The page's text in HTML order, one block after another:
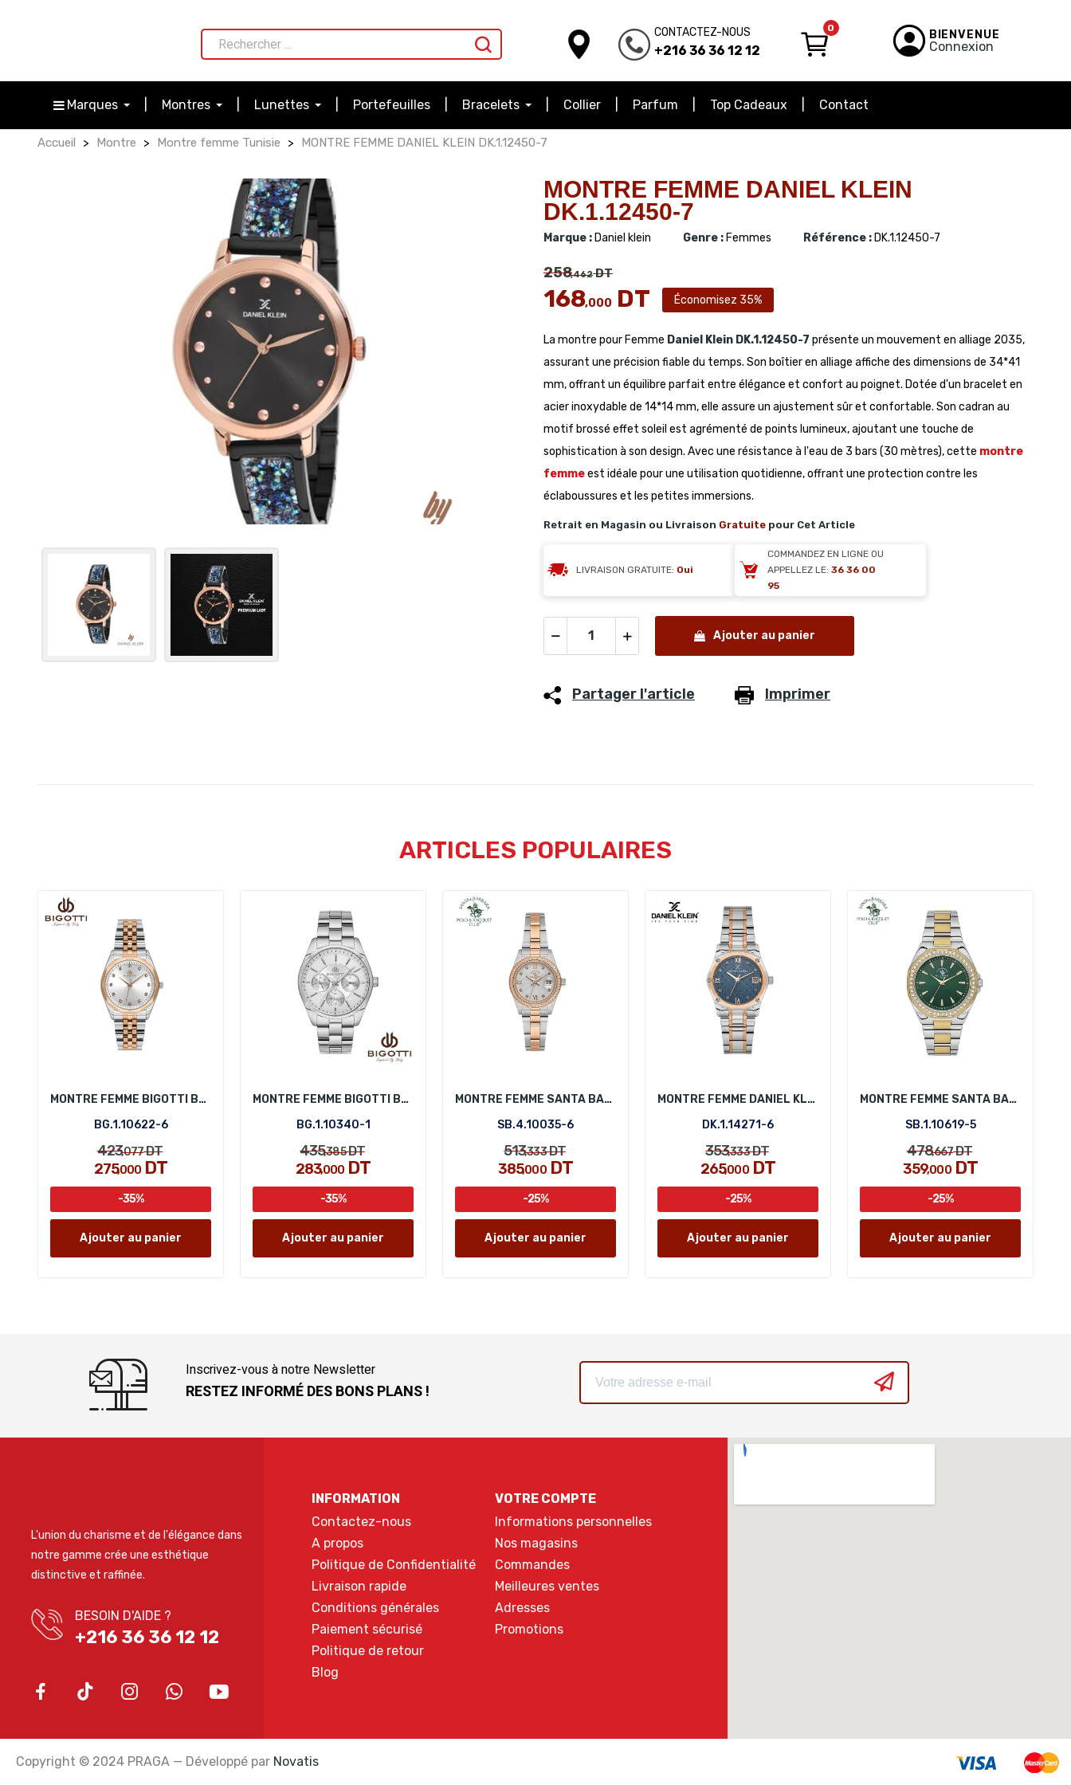
CONTACTEZ-NOUS
+216 36 36 12 12
0 BIENVENUE
Connexion
Marques Montres Lunettes Portefeuilles Bracelets Collier Parfum Top Cadeaux Contact
Accueil Montre Montre femme Tunisie MONTRE FEMME DANIEL KLEIN DK.1.12450-7
MONTRE FEMME DANIEL KLEIN
DK.1.12450-7
Marque : Daniel klein Genre : Femmes Référence : DK.1.12450-7
258,462DT
168,000 DT Économisez 35%
La montre pour Femme Daniel Klein DK.1.12450-7 présente un mouvement en alliage 2035,
assurant une précision fiable du temps. Son boîtier en alliage affiche des dimensions de 34*41
mm, offrant un équilibre parfait entre élégance et confort au poignet. Dotée d'un bracelet en
acier inoxydable de 14*14 mm, elle assure un ajustement sûr et confortable. Son cadran au
motif brossé effet soleil est agrémenté de points lumineux, ajoutant une touche de
sophistication à son design. Avec une résistance à l'eau de 3 bars (30 mètres), cette montre
femmeest idéale pour une utilisation quotidienne, offrant une protection contre les
éclaboussures et les petites immersions.
Retrait en Magasin ou Livraison Gratuite pour Cet Article
LIVRAISON GRATUITE: Oui
COMMANDEZ EN LIGNE OU
APPELLEZ LE: 36 36 00
95
Ajouter au panier
Partager l'article Imprimer
ARTICLES POPULAIRES
MONTRE FEMME BIGOTTI BG.1.10622-6
BG.1.10622-6
423,077DT
275,000 DT
-35%
Ajouter au panier
MONTRE FEMME BIGOTTI BG.1.10340-1
BG.1.10340-1
435,385DT
283,000 DT
-35%
Ajouter au panier
MONTRE FEMME SANTA BARBARA POLO SB.4.10035-6
SB.4.10035-6
513,333DT
385,000DT
-25%
Ajouter au panier
MONTRE FEMME DANIEL KLEIN DK.1.14271-6
DK.1.14271-6
353,333DT
265,000DT
-25%
Ajouter au panier
MONTRE FEMME SANTA BARBARA POLO SB.1.10619-5
SB.1.10619-5
478,667DT
359,000DT
-25%
Ajouter au panier
Inscrivez-vous à notre Newsletter
RESTEZ INFORMÉ DES BONS PLANS !
L'union du charisme et de l'élégance dans
notre gamme crée une esthétique
distinctive et raffinée.
BESOIN D'AIDE ?
+216 36 36 12 12
INFORMATION
Contactez-nous
A propos
Politique de Confidentialité
Livraison rapide
Conditions générales
Paiement sécurisé
Politique de retour
Blog
VOTRE COMPTE
Informations personnelles
Nos magasins
Commandes
Meilleures ventes
Adresses
Promotions
Copyright © 2024 PRAGA — Développé par Novatis